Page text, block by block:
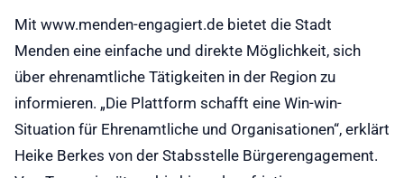
Mit www.menden-engagiert.de bietet die Stadt
Menden eine einfache und direkte Möglichkeit, sich
über ehrenamtliche Tätigkeiten in der Region zu
informieren. „Die Plattform schafft eine Win-win-
Situation für Ehrenamtliche und Organisationen“, erklärt
Heike Berkes von der Stabsstelle Bürgerengagement.